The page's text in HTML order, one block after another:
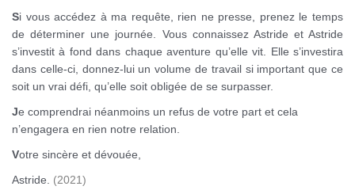
Si vous accédez à ma requête, rien ne presse, prenez le temps
de déterminer une journée. Vous connaissez Astride et Astride
s’investit à fond dans chaque aventure qu’elle vit. Elle s’investira
dans celle-ci, donnez-lui un volume de travail si important que ce
soit un vrai défi, qu’elle soit obligée de se surpasser.
Je comprendrai néanmoins un refus de votre part et cela
n’engagera en rien notre relation.
Votre sincère et dévouée,
Astride.
(2021)